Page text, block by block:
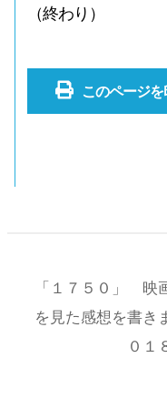
（終わり）
このページ
「１７５０」 映
を見た感想を書
０１